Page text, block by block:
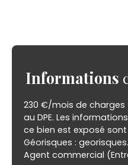
Informations
230 €/mois de charges
au DPE. Les
ce bien est exposé
Géorisques :
Agent commercial